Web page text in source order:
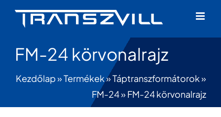
FM-24 körvonalrajz
Kezdőlap»Termékek»Táptranszformátorok»
FM-24» FM-24 körvonalrajz